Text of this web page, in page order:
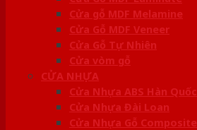
Cửa gỗ MDF Melamine
Cửa Gỗ MDF Veneer
Cửa Gỗ Tự Nhiên
Cửa vòm gỗ
CỬA NHỰA
Cửa Nhựa ABS Hàn Quốc
Cửa Nhựa Đài Loan
Cửa Nhựa Gỗ Composite